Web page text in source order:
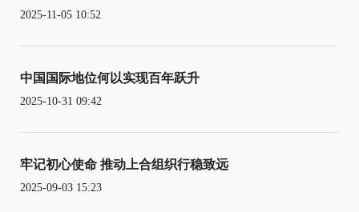
2025-11-05 10:52
中国国际地位何以实现百年跃升
2025-10-31 09:42
牢记初心使命 推动上合组织行稳致远
2025-09-03 15:23